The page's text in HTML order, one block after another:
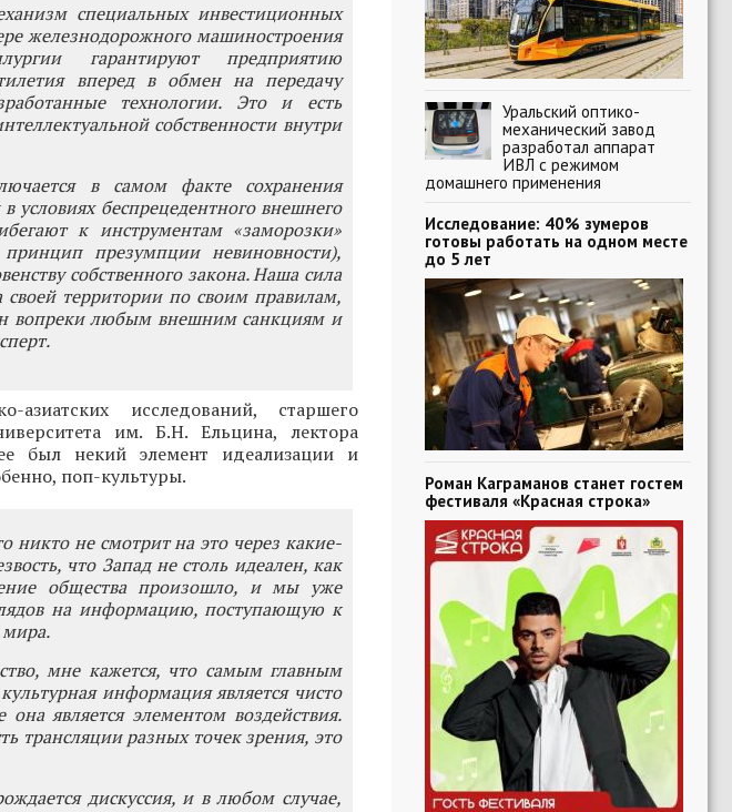
специальных инвестиционных
железнодорожного машиностроения
гарантируют предприятию
вперед в обмен на передачу
технологии. Это и есть
собственности внутри
в самом факте сохранения
условиях беспрецедентного внешнего
к инструментам «заморозки»
презумпции невиновности),
собственного закона. Наша сила
своей территории по своим правилам,
вопреки любым внешним санкциям и
исследований, старшего
им. Б.Н. Ельцина, лектора
был некий элемент идеализации и
поп-культуры.
не смотрит на это через какие-
что Запад не столь идеален, как
общества произошло, и мы уже
на информацию, поступающую к
мира.
мне кажется, что самым главным
информация является чисто
является элементом воздействия.
трансляции разных точек зрения, это
дискуссия, и в любом случае,
Уральский оптико-
механический завод
разработал аппарат
ИВЛ с режимом
домашнего применения
Исследование: 40% зумеров
готовы работать на одном месте
до 5 лет
Роман Каграманов станет гостем
фестиваля «Красная строка»